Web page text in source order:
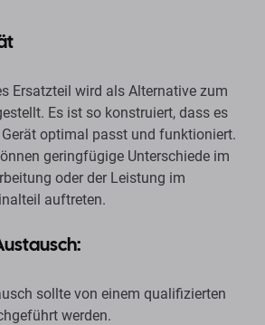
Ersatzteil wird als Alternative zum
Es ist so konstruiert, dass es
optimal passt und funktioniert.
geringfügige Unterschiede im
oder der Leistung im
auftreten.
sollte von einem qualifizierten
werden.